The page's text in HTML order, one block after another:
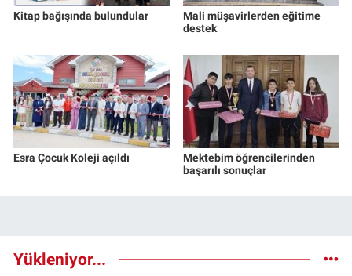
Kitap bağışında bulundular
Mali müşavirlerden eğitime
destek
Esra Çocuk Koleji açıldı
Mektebim öğrencilerinden
başarılı sonuçlar
Yükleniyor...